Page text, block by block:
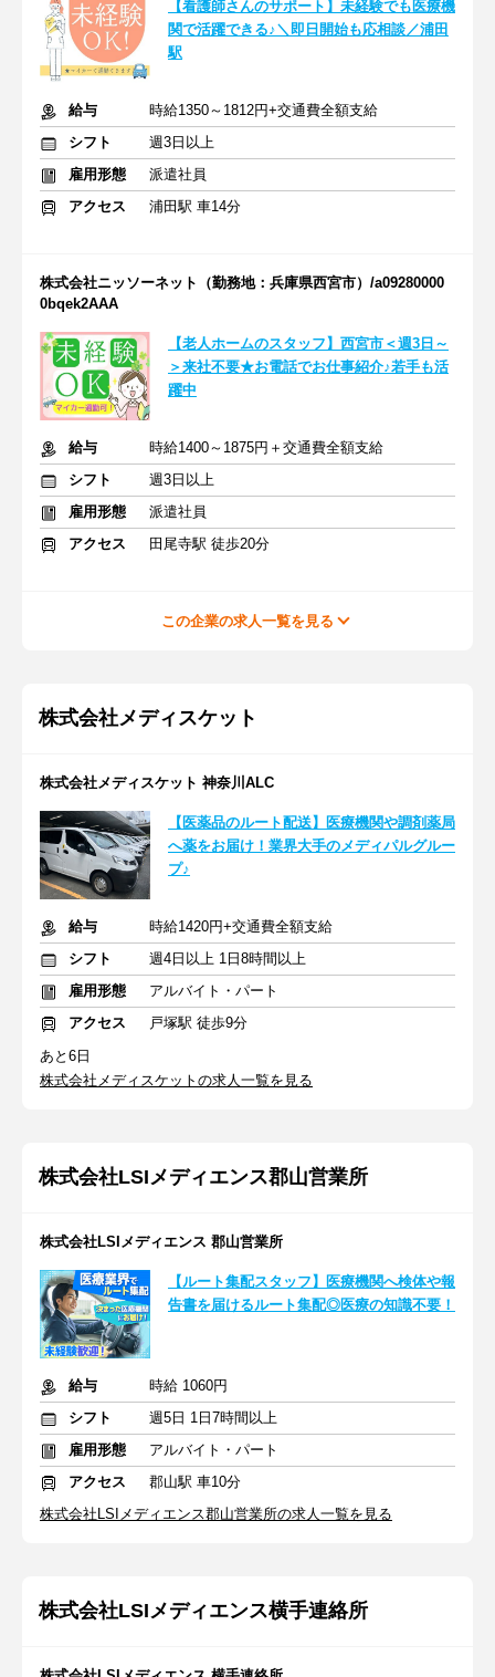
【看護師さんのサポート】未経験でも医療機
関で活躍できる♪＼即日開始も応相談／浦田
駅
給与
時給1350～1812円+交通費全額支給
シフト
週3日以上
雇用形態
派遣社員
アクセス
浦田駅 車14分
株式会社ニッソーネット（勤務地：兵庫県西宮市）/a09280000
0bqek2AAA
【老人ホームのスタッフ】西宮市＜週3日～
＞来社不要★お電話でお仕事紹介♪若手も活
躍中
給与
時給1400～1875円＋交通費全額支給
シフト
週3日以上
雇用形態
派遣社員
アクセス
田尾寺駅 徒歩20分
この企業の求人一覧を見る
株式会社メディスケット
株式会社メディスケット 神奈川ALC
【医薬品のルート配送】医療機関や調剤薬局
へ薬をお届け！業界大手のメディパルグルー
プ♪
給与
時給1420円+交通費全額支給
シフト
週4日以上 1日8時間以上
雇用形態
アルバイト・パート
アクセス
戸塚駅 徒歩9分
あと6日
株式会社メディスケットの求人一覧を見る
株式会社LSIメディエンス郡山営業所
株式会社LSIメディエンス 郡山営業所
【ルート集配スタッフ】医療機関へ検体や報
告書を届けるルート集配◎医療の知識不要！
給与
時給 1060円
シフト
週5日 1日7時間以上
雇用形態
アルバイト・パート
アクセス
郡山駅 車10分
株式会社LSIメディエンス郡山営業所の求人一覧を見る
株式会社LSIメディエンス横手連絡所